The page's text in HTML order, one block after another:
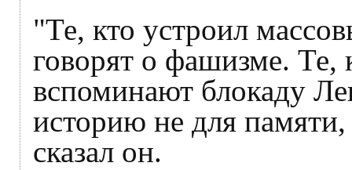
"Те, кто устроил
говорят о фашизме. Те,
вспоминают блокаду
историю не для
сказал он.